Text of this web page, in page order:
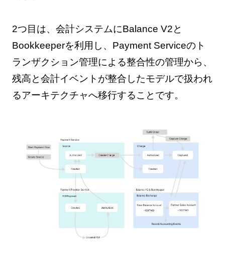
2つ目は、会計システムにBalance V2と
Bookkeeperを利用し、Payment Serviceのト
ランザクション管理による整合性の管理から、
残高と会計イベントが整合したモデルで扱われ
るアーキテクチャへ移行することです。